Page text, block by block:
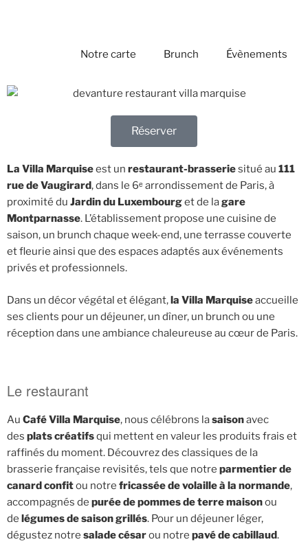
Notre carte Brunch Évènements
Réserver
La Villa Marquiseest un restaurant-brasseriesitué au 111
rue de Vaugirard, dans le 6ᵉ arrondissement de Paris, à
proximité du Jardin du Luxembourget de lagare
Montparnasse. L’établissement propose une cuisine de
saison, un brunch chaque week-end, une terrasse couverte
et fleurie ainsi que des espaces adaptés aux événements
privés et professionnels.
Dans un décor végétal et élégant,la Villa Marquiseaccueille
ses clients pour un déjeuner, un dîner, un brunch ou une
réception dans une ambiance chaleureuse au cœur de Paris.
Le restaurant
Au Café Villa Marquise, nous célébrons lasaisonavec
des plats créatifsqui mettent en valeur les produits frais et
raffinés du moment. Découvrez des classiques de la
brasserie française revisités, tels que notre parmentier de
canard confitou notre fricassée de volaille à la normande,
accompagnés de purée de pommes de terre maisonou
de légumes de saison grillés. Pour un déjeuner léger,
dégustez notre salade césarou notre pavé de cabillaud.